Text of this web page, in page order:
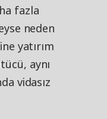
fazla
neden
yatırım
aynı
vidasız